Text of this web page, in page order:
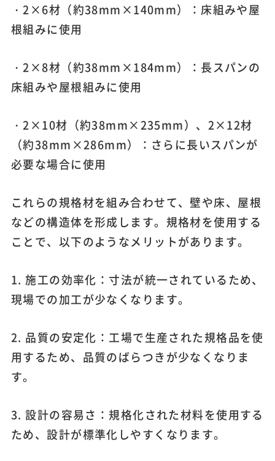
・2×6材（約38mm×140mm）：床組みや屋
根組みに使用
・2×8材（約38mm×184mm）：長スパンの
床組みや屋根組みに使用
・2×10材（約38mm×235mm）、2×12材
（約38mm×286mm）：さらに長いスパンが
必要な場合に使用
これらの規格材を組み合わせて、壁や床、屋根
などの構造体を形成します。規格材を使用する
ことで、以下のようなメリットがあります。
1. 施工の効率化：寸法が統一されているため、
現場での加工が少なくなります。
2. 品質の安定化：工場で生産された規格品を使
用するため、品質のばらつきが少なくなりま
す。
3. 設計の容易さ：規格化された材料を使用する
ため、設計が標準化しやすくなります。